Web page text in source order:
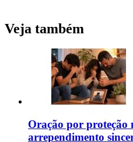
Veja também
Oração por proteção
arrependimento